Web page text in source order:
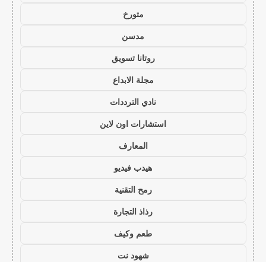
متورخ
مدسن
روتانا تسويق
مجلة الابداع
نادي الترددات
استشارات اون لاين
المعارف
هيدب فيديو
رمح التقنية
رذاذ التجارة
طعم وكيف
شهود نت